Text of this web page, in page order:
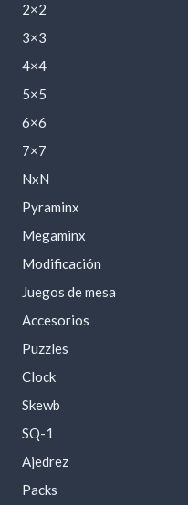
2×2
3×3
4×4
5×5
6×6
7×7
NxN
Pyraminx
Megaminx
Modificación
Juegos de mesa
Accesorios
Puzzles
Clock
Skewb
SQ-1
Ajedrez
Packs